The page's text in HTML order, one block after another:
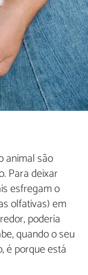
animal são
Para deixar
esfregam o
olfativas) em
poderia
quando o seu
é porque está